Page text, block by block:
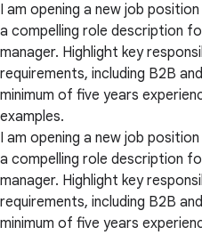
I am opening a new job
a compelling role description
manager. Highlight key
requirements, including B2B
minimum of five years
examples.
I am opening a new job
a compelling role description
manager. Highlight key
requirements, including B2B
minimum of five years